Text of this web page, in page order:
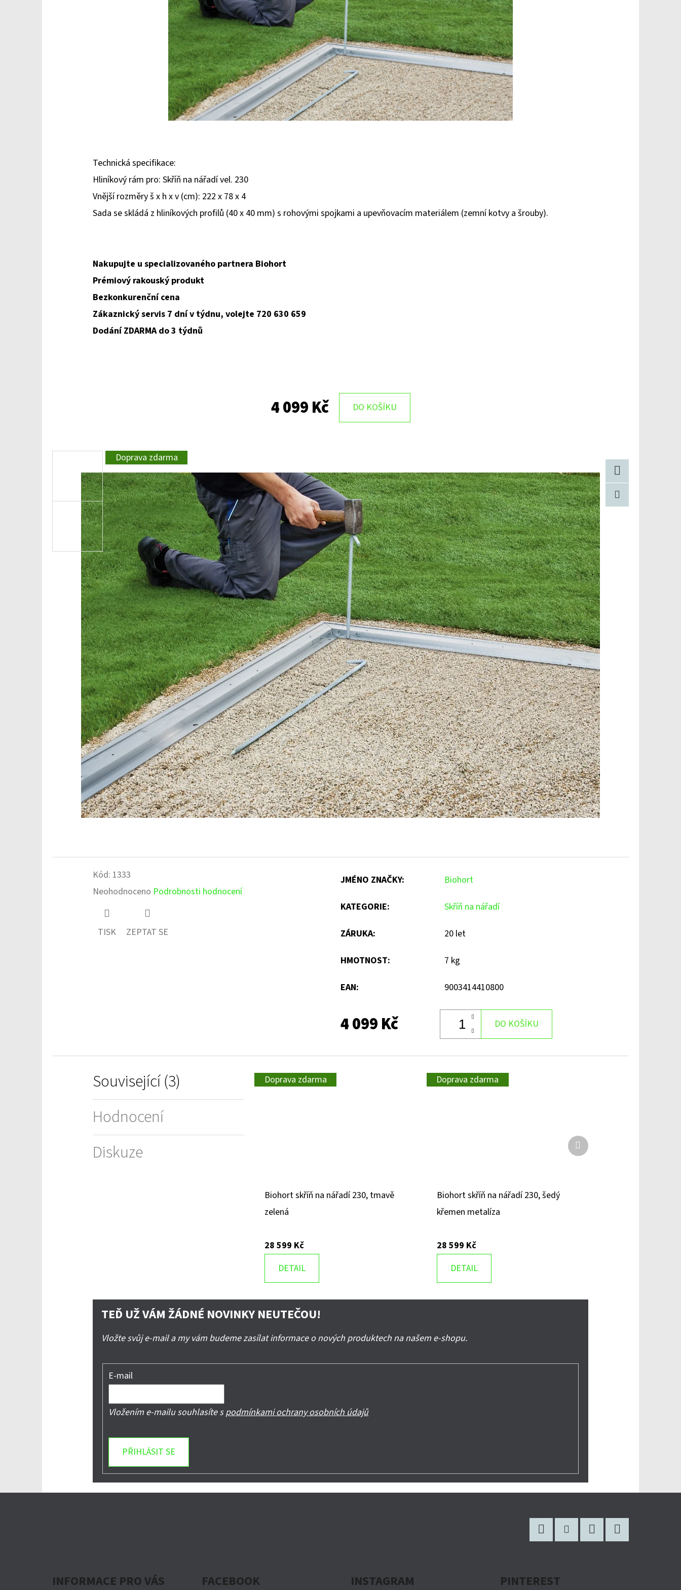
Technická specifikace:
Hliníkový rám pro: Skříň na nářadí vel. 230
Vnější rozměry š x h x v (cm): 222 x 78 x 4
Sada se skládá z hliníkových profilů (40 x 40 mm) s rohovými spojkami a upevňovacím materiálem (zemní kotvy a šrouby).
Nakupujte u specializovaného partnera Biohort
Prémiový rakouský produkt
Bezkonkurenční cena
Zákaznický servis 7 dní v týdnu, volejte 720 630 659
Dodání ZDARMA do 3 týdnů
4 099 Kč DO KOŠÍKU
Doprava zdarma
Facebook
Kód: 1333
Průměrné
hodnocení
Neohodnoceno Podrobnosti hodnocení
TISK ZEPTAT SE
JMÉNO ZNAČKY: Biohort
KATEGORIE: Skříň na nářadí
ZÁRUKA: 20 let
HMOTNOST: 7 kg
EAN: 9003414410800
4 099 Kč DO KOŠÍKU
Související (3)
Hodnocení
Diskuze
Doprava zdarma
Biohort skříň na nářadí 230, tmavě
zelená
28 599 Kč
DETAIL
Doprava zdarma
Biohort skříň na nářadí 230, šedý
křemen metalíza
28 599 Kč
DETAIL
Další
TEĎ UŽ VÁM ŽÁDNÉ NOVINKY NEUTEČOU!
Vložte svůj e-mail a my vám budeme zasílat informace o nových produktech na našem e-shopu.
E-mail
Vložením e-mailu souhlasíte spodmínkami ochrany osobních údajů
PŘIHLÁSIT SE
INFORMACE PRO VÁS FACEBOOK INSTAGRAM PINTEREST